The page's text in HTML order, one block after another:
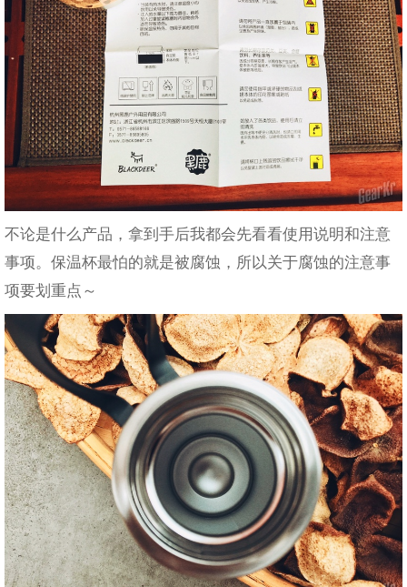
不论是什么产品，拿到手后我都会先看看使用说明和注意
事项。保温杯最怕的就是被腐蚀，所以关于腐蚀的注意事
项要划重点～